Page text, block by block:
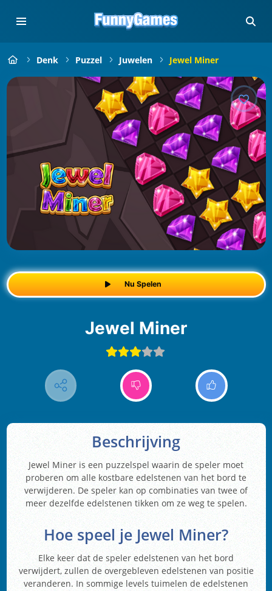
Denk Puzzel Juwelen Jewel Miner
Nu Spelen
Jewel Miner
Beschrijving
Jewel Miner is een puzzelspel waarin de speler moet
proberen om alle kostbare edelstenen van het bord te
verwijderen. De speler kan op combinaties van twee of
meer dezelfde edelstenen tikken om ze weg te spelen.
Hoe speel je Jewel Miner?
Elke keer dat de speler edelstenen van het bord
verwijdert, zullen de overgebleven edelstenen van positie
veranderen. In sommige levels tuimelen de edelstenen